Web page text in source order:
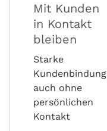
Mit Kunden
in Kontakt
bleiben
Starke
Kundenbindung
auch ohne
persönlichen
Kontakt